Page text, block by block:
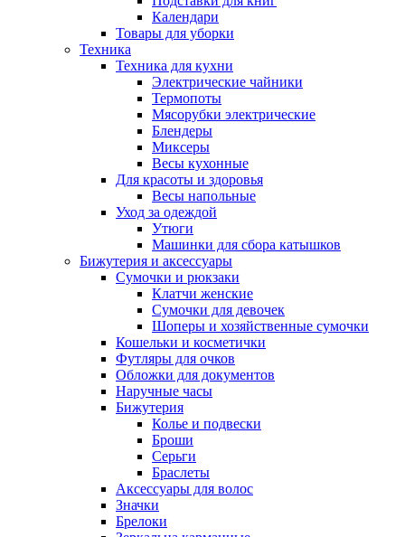
Календари
Товары для уборки
Техника
Техника для кухни
Электрические чайники
Термопоты
Мясорубки электрические
Блендеры
Миксеры
Весы кухонные
Для красоты и здоровья
Весы напольные
Уход за одеждой
Утюги
Машинки для сбора катышков
Бижутерия и аксессуары
Сумочки и рюкзаки
Клатчи женские
Сумочки для девочек
Шоперы и хозяйственные сумочки
Кошельки и косметички
Футляры для очков
Обложки для документов
Наручные часы
Бижутерия
Колье и подвески
Броши
Серьги
Браслеты
Аксессуары для волос
Значки
Брелоки